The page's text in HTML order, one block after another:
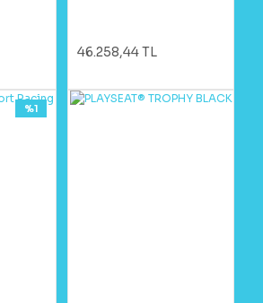
46.258,44 TL
%1